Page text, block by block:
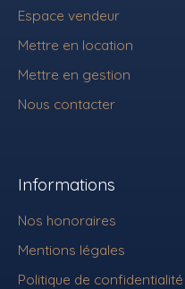
Espace vendeur
Mettre en location
Mettre en gestion
Nous contacter
Informations
Nos honoraires
Mentions légales
Politique de confidentialité